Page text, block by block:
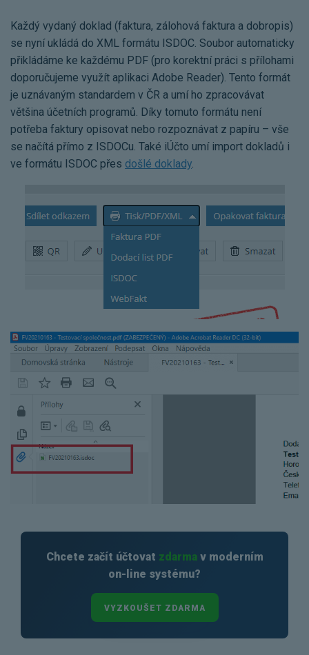
Každý vydaný doklad (faktura, zálohová faktura a dobropis)
se nyní ukládá do XML formátu ISDOC. Soubor automaticky
přikládáme ke každému PDF (pro korektní práci s přílohami
doporučujeme využít aplikaci Adobe Reader). Tento formát
je uznávaným standardem v ČR a umí ho zpracovávat
většina účetních programů. Díky tomuto formátu není
potřeba faktury opisovat nebo rozpoznávat z papíru – vše
se načítá přímo z ISDOCu. Také iÚčto umí import dokladů i
ve formátu ISDOC přes došlé doklady.
Chcete začít účtovat zdarmav moderním
on-line systému?
VYZKOUŠET ZDARMA